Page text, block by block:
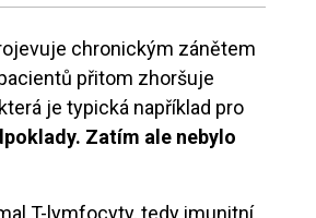
chronickým zánětem
přitom zhoršuje
je typická například pro
Zatím ale nebylo
T-lymfocyty, tedy imunitní